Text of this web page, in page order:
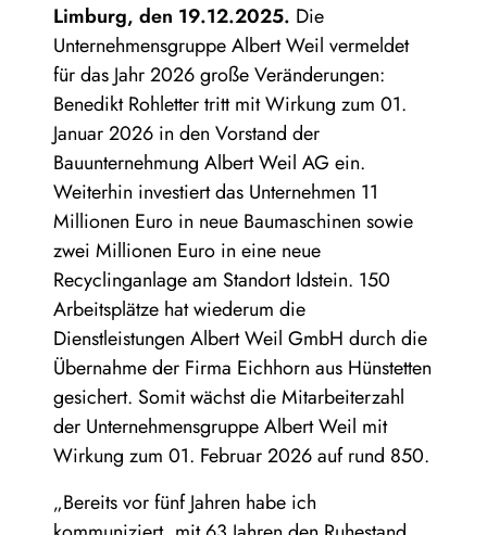
Limburg, den 19.12.2025. Die
Unternehmensgruppe Albert Weil vermeldet
für das Jahr 2026 große Veränderungen:
Benedikt Rohletter tritt mit Wirkung zum 01.
Januar 2026 in den Vorstand der
Bauunternehmung Albert Weil AG ein.
Weiterhin investiert das Unternehmen 11
Millionen Euro in neue Baumaschinen sowie
zwei Millionen Euro in eine neue
Recyclinganlage am Standort Idstein. 150
Arbeitsplätze hat wiederum die
Dienstleistungen Albert Weil GmbH durch die
Übernahme der Firma Eichhorn aus Hünstetten
gesichert. Somit wächst die Mitarbeiterzahl
der Unternehmensgruppe Albert Weil mit
Wirkung zum 01. Februar 2026 auf rund 850.
„Bereits vor fünf Jahren habe ich